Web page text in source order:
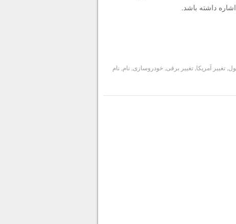
داشته باشد.
,تغییر آمریکا ,تغییر برقی ,خودروسازی ,نام ,نام